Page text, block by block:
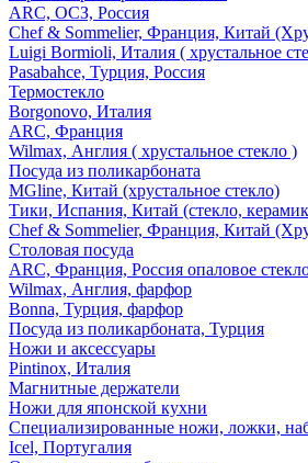
ARC, ОСЗ, Россия
Chef & Sommelier, Франция, Китай
Luigi Bormioli, Италия ( хрустальное
Pasabahce, Турция, Россия
Термостекло
Borgonovo, Италия
ARC, Франция
Wilmax, Англия ( хрустальное стекло )
Посуда из поликарбоната
MGline, Китай (хрустальное стекло)
Тики, Испания, Китай (стекло,
Chef & Sommelier, Франция, Китай
Столовая посуда
ARC, Франция, Россия опаловое
Wilmax, Англия, фарфор
Bonna, Турция, фарфор
Посуда из поликарбоната, Турция
Ножи и аксессуары
Pintinox, Италия
Магнитные держатели
Ножи для японской кухни
Специализированные ножи, ложки,
Icel, Португалия